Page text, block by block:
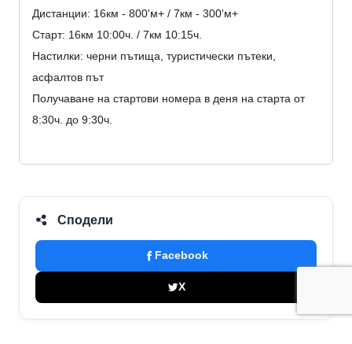
Дистанции: 16км - 800'м+ / 7км - 300'м+
Старт: 16км 10:00ч. / 7км 10:15ч.
Настилки: черни пътища, туристически пътеки,
асфалтов път
Получаване на стартови номера в деня на старта от
8:30ч. до 9:30ч.
Сподели
Facebook
X